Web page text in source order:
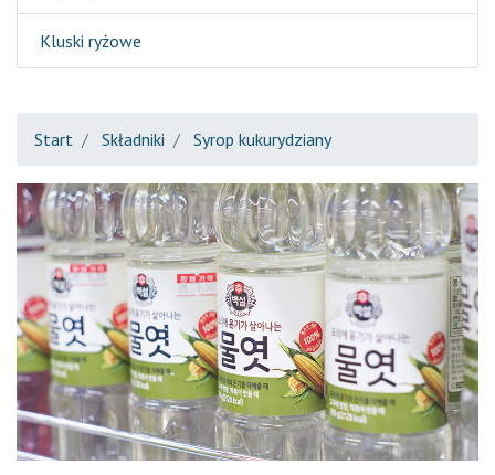
Kluski ryżowe
Start Składniki Syrop kukurydziany